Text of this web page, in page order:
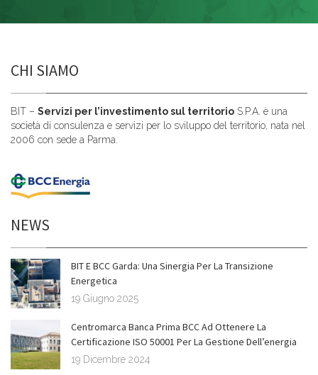
CHI SIAMO
BIT – Servizi per l’investimento sul territorio S.P.A. è una
società di consulenza e servizi per lo sviluppo del territorio, nata nel
2006 con sede a Parma.
NEWS
BIT E BCC Garda: Una Sinergia Per La Transizione
Energetica
19 Giugno 2025
Centromarca Banca Prima BCC Ad Ottenere La
Certificazione ISO 50001 Per La Gestione Dell’energia
19 Dicembre 2024